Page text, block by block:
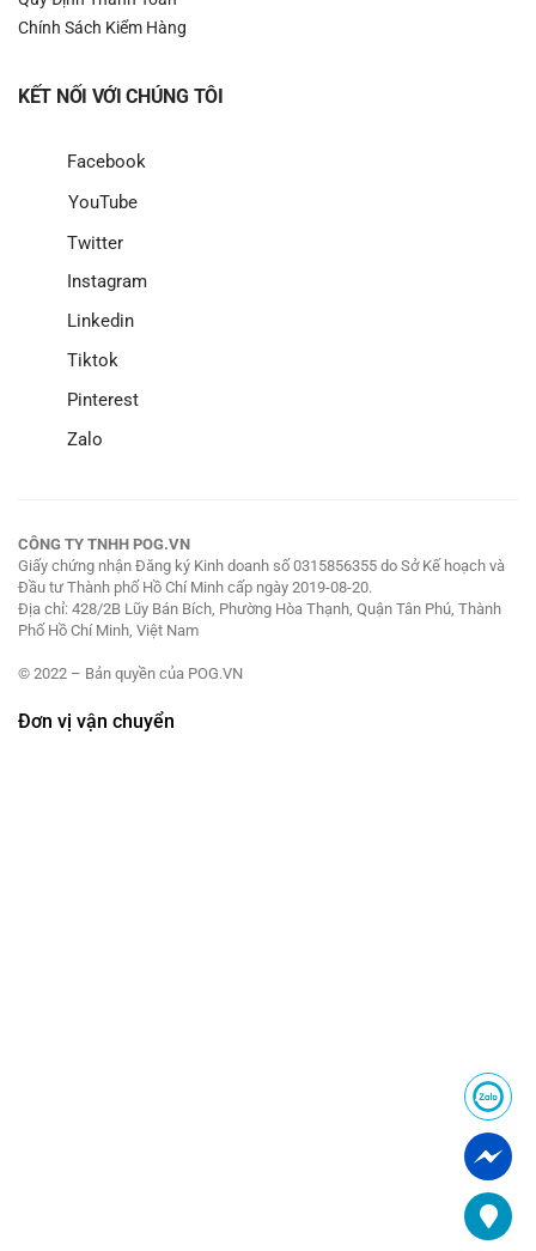
Chính Sách Kiểm Hàng
KẾT NỐI VỚI CHÚNG TÔI
Facebook
YouTube
Twitter
Instagram
Linkedin
Tiktok
Pinterest
Zalo
CÔNG TY TNHH POG.VN
Giấy chứng nhận Đăng ký Kinh doanh số 0315856355 do Sở Kế hoạch và
Đầu tư Thành phố Hồ Chí Minh cấp ngày 2019-08-20.
Địa chỉ: 428/2B Lũy Bán Bích, Phường Hòa Thạnh, Quận Tân Phú, Thành
Phố Hồ Chí Minh, Việt Nam
© 2022 – Bản quyền của POG.VN
Đơn vị vận chuyển